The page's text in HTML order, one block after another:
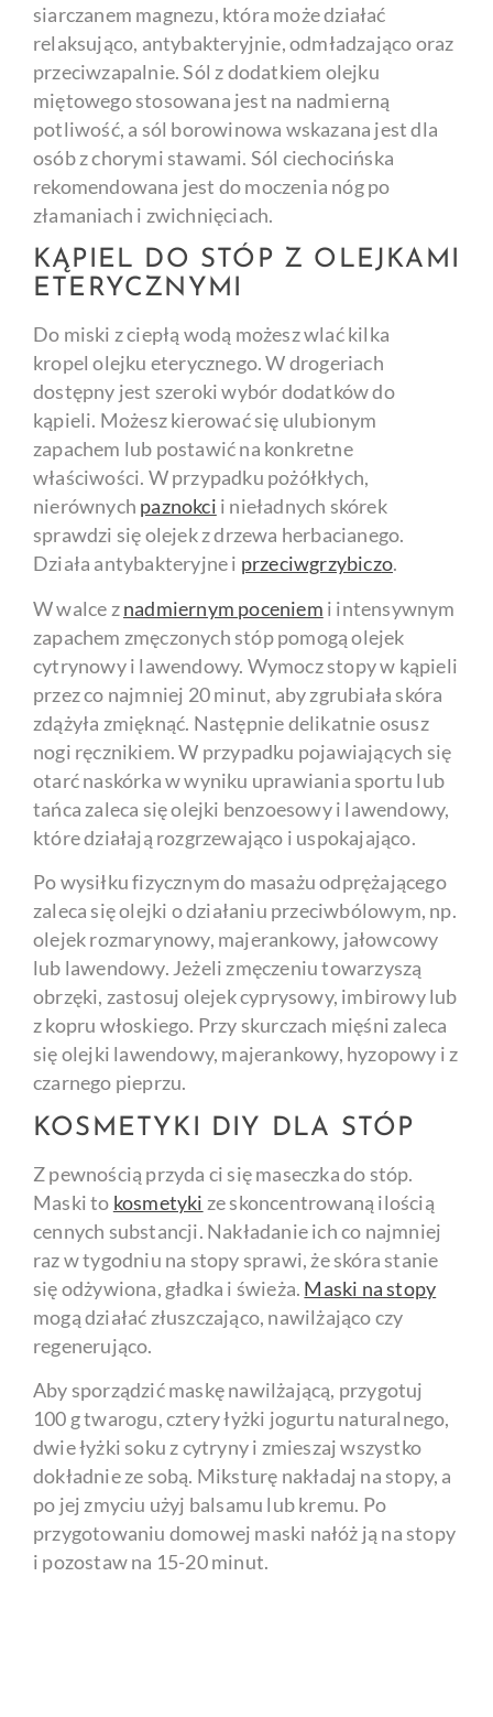
siarczanem magnezu, która może działać
relaksująco, antybakteryjnie, odmładzająco oraz
przeciwzapalnie. Sól z dodatkiem olejku
miętowego stosowana jest na nadmierną
potliwość, a sól borowinowa wskazana jest dla
osób z chorymi stawami. Sól ciechocińska
rekomendowana jest do moczenia nóg po
złamaniach i zwichnięciach.
KĄPIEL DO STÓP Z OLEJKAMI
ETERYCZNYMI
Do miski z ciepłą wodą możesz wlać kilka
kropel olejku eterycznego. W drogeriach
dostępny jest szeroki wybór dodatków do
kąpieli. Możesz kierować się ulubionym
zapachem lub postawić na konkretne
właściwości. W przypadku pożółkłych,
nierównych paznokci i nieładnych skórek
sprawdzi się olejek z drzewa herbacianego.
Działa antybakteryjne i przeciwgrzybiczo.
W walce znadmiernym poceniem i intensywnym
zapachem zmęczonych stóp pomogą olejek
cytrynowy i lawendowy. Wymocz stopy w kąpieli
przez co najmniej 20 minut, aby zgrubiała skóra
zdążyła zmięknąć. Następnie delikatnie osusz
nogi ręcznikiem. W przypadku pojawiających się
otarć naskórka w wyniku uprawiania sportu lub
tańca zaleca się olejki benzoesowy i lawendowy,
które działają rozgrzewająco i uspokajająco.
Po wysiłku fizycznym do masażu odprężającego
zaleca się olejki o działaniu przeciwbólowym, np.
olejek rozmarynowy, majerankowy, jałowcowy
lub lawendowy. Jeżeli zmęczeniu towarzyszą
obrzęki, zastosuj olejek cyprysowy, imbirowy lub
z kopru włoskiego. Przy skurczach mięśni zaleca
się olejki lawendowy, majerankowy, hyzopowy i z
czarnego pieprzu.
KOSMETYKI DIY DLA STÓP
Z pewnością przyda ci się maseczka do stóp.
Maski to kosmetyki ze skoncentrowaną ilością
cennych substancji. Nakładanie ich co najmniej
raz w tygodniu na stopy sprawi, że skóra stanie
się odżywiona, gładka i świeża. Maski na stopy
mogą działać złuszczająco, nawilżająco czy
regenerująco.
Aby sporządzić maskę nawilżającą, przygotuj
100 g twarogu, cztery łyżki jogurtu naturalnego,
dwie łyżki soku z cytryny i zmieszaj wszystko
dokładnie ze sobą. Miksturę nakładaj na stopy, a
po jej zmyciu użyj balsamu lub kremu. Po
przygotowaniu domowej maski nałóż ją na stopy
i pozostaw na 15-20 minut.